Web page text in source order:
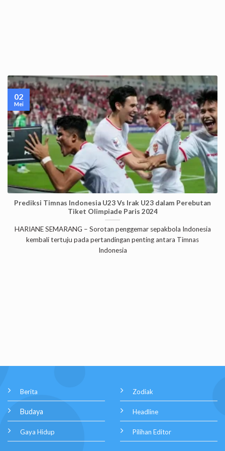
Prediksi Timnas Indonesia U23 Vs Irak U23 dalam Perebutan
Tiket Olimpiade Paris 2024
HARIANE SEMARANG – Sorotan penggemar sepakbola Indonesia
kembali tertuju pada pertandingan penting antara Timnas
Indonesia
02
Mei
Berita
Budaya
Gaya Hidup
Zodiak
Headline
Pilihan Editor